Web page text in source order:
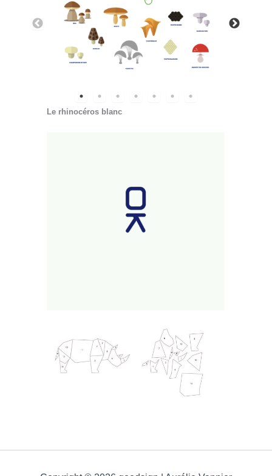
Le rhinocéros blanc